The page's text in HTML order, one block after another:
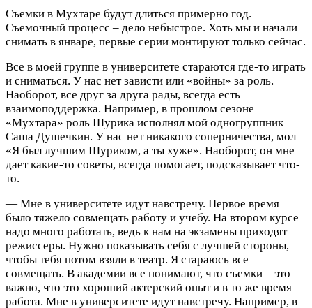
Съемки в Мухтаре будут длиться примерно год.
Съемочный процесс – дело небыстрое. Хоть мы и начали
снимать в январе, первые серии монтируют только сейчас.
Все в моей группе в университете стараются где-то играть
и сниматься. У нас нет зависти или «войны» за роль.
Наоборот, все друг за друга рады, всегда есть
взаимоподдержка. Например, в прошлом сезоне
«Мухтара» роль Шурика исполнял мой одногруппник
Саша Душечкин. У нас нет никакого соперничества, мол
«Я был лучшим Шуриком, а ты хуже». Наоборот, он мне
дает какие-то советы, всегда помогает, подсказывает что-
то.
— Мне в университете идут навстречу. Первое время
было тяжело совмещать работу и учебу. На втором курсе
надо много работать, ведь к нам на экзамены приходят
режиссеры. Нужно показывать себя с лучшей стороны,
чтобы тебя потом взяли в театр. Я стараюсь все
совмещать. В академии все понимают, что съемки – это
важно, что это хороший актерский опыт и в то же время
работа. Мне в университете идут навстречу. Например, в